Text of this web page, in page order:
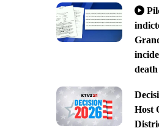
death
Host